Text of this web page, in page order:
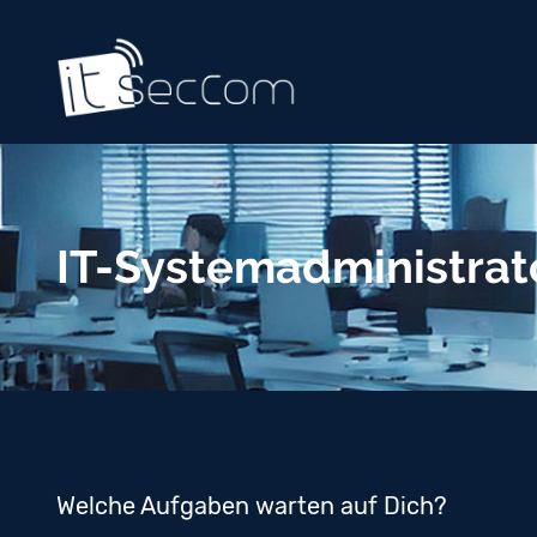
IT-
Welche Aufgaben warten auf Dich?